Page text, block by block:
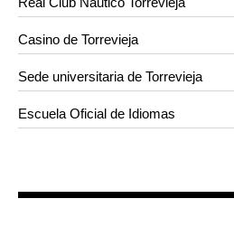
Casino de Torrevieja
Sede universitaria de Torrevieja
Escuela Oficial de Idiomas